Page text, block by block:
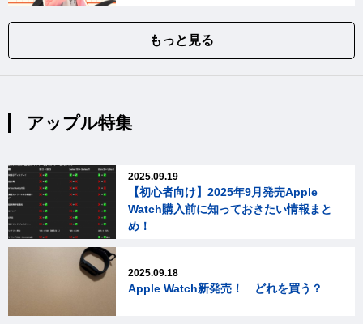
もっと見る
アップル特集
2025.09.19
【初心者向け】2025年9月発売Apple
Watch購入前に知っておきたい情報まと
め！
2025.09.18
Apple Watch新発売！ どれを買う？